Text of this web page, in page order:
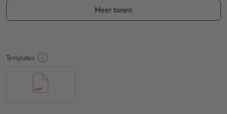
Lettertypesmoeten volledig worden ingesloten of omgezet
Kleurmodus:
Spel- en zetfouten
Overdrukinstellingen
Meer tonen
Templates